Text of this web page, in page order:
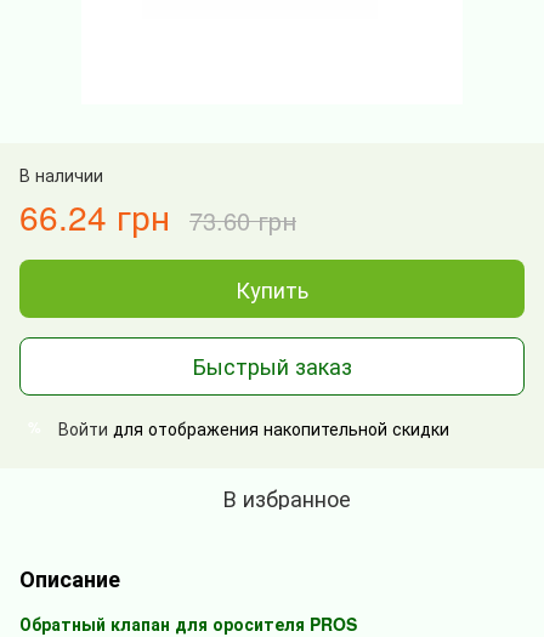
В наличии
66.24 грн 73.60 грн
Купить
Быстрый заказ
Войти для отображения накопительной скидки
В избранное
Описание
Обратный клапан для оросителя PROS